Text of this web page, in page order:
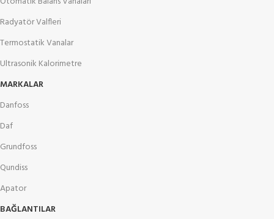
Radyatör Valfleri
Termostatik Vanalar
Ultrasonik Kalorimetre
MARKALAR
Danfoss
Daf
Grundfoss
Qundiss
Apator
BAĞLANTILAR